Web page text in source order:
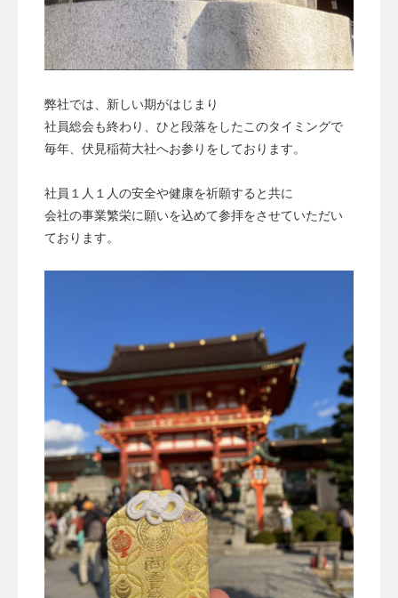
弊社では、新しい期がはじまり
社員総会も終わり、ひと段落をしたこのタイミングで
毎年、伏見稲荷大社へお参りをしております。
社員１人１人の安全や健康を祈願すると共に
会社の事業繁栄に願いを込めて参拝をさせていただい
ております。